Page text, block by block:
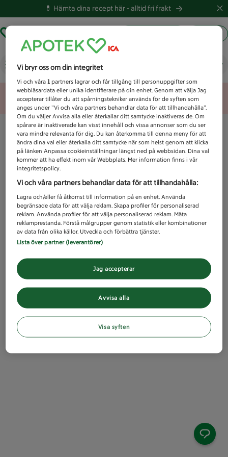
💊 Hämta dina recept här -alltid fri frakt
Vad letar du efter idag?
Unknown error
Vi bryr oss om din integritet
Vi och våra1 partners lagrar och får tillgång till personuppgifter som
webbläsardata eller unika identifierare på din enhet. Genom att välja Jag
accepterar tillåter du att spårningstekniker används för de syften som
anges under ”Vi och våra partners behandlar data för att tillhandahålla”.
Om du väljer Avvisa alla eller återkallar ditt samtycke inaktiveras de. Om
spårare är inaktiverade kan visst innehåll och vissa annonser som du ser
vara mindre relevanta för dig. Du kan återkomma till denna meny för att
ändra dina val eller återkalla ditt samtycke när som helst genom att klicka
på länken Anpassa cookieinställningar längst ned på webbsidan. Dina val
kommer att ha effekt inom vår Webbplats. Mer information finns i vår
integritetspolicy.
Vi och våra partners behandlar data för att tillhandahålla:
Lagra och/eller få åtkomst till information på en enhet. Använda
begränsade data för att välja reklam. Skapa profiler för personaliserad
reklam. Använda profiler för att välja personaliserad reklam. Mäta
reklamprestanda. Förstå målgrupper genom statistik eller kombinationer
av data från olika källor. Utveckla och förbättra tjänster.
Lista över partner (leverantörer)
Avvisa alla
Jag accepterar
Visa syften